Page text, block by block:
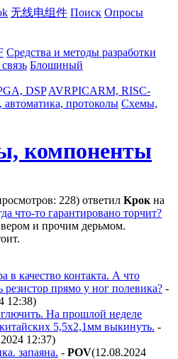
无线电组件 Поиск Опросы
Средства и методы разработки
Блошиный
DSP AVRPICARM, RISC-
автоматика, протоколы Схемы,
компоненты
228) ответил Kpoк на
что-то гарантировано торчит?
и прочим дерьмом.
в качество контакта. А что
резистор прямо у ног полевика? -
12:38)
На прошлой неделе
5,5х2,1мм выкинуть. -
12:37)
запаяна. - POV(12.08.2024